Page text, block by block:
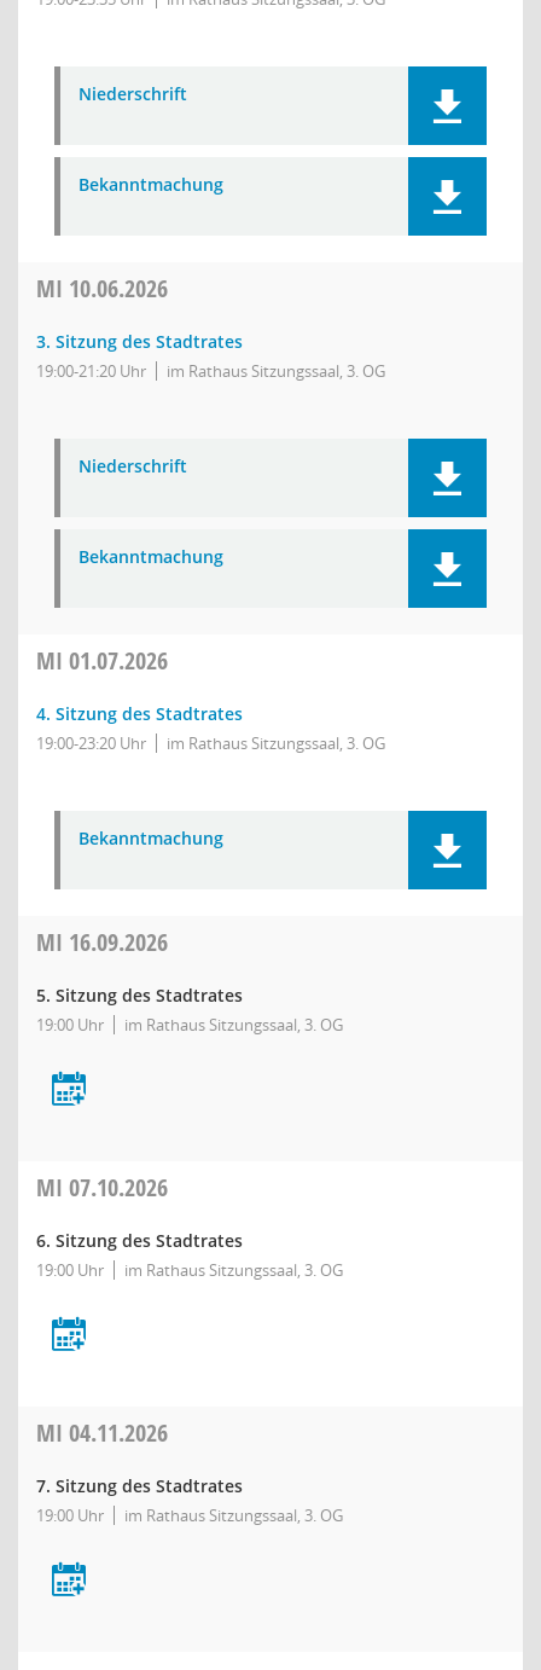
Niederschrift
Bekanntmachung
MI 10.06.2026
3. Sitzung des Stadtrates
19:00-21:20 Uhr im Rathaus Sitzungssaal, 3. OG
Niederschrift
Bekanntmachung
MI 01.07.2026
4. Sitzung des Stadtrates
19:00-23:20 Uhr im Rathaus Sitzungssaal, 3. OG
Bekanntmachung
MI 16.09.2026
5. Sitzung des Stadtrates
19:00 Uhr im Rathaus Sitzungssaal, 3. OG
MI 07.10.2026
6. Sitzung des Stadtrates
19:00 Uhr im Rathaus Sitzungssaal, 3. OG
MI 04.11.2026
7. Sitzung des Stadtrates
19:00 Uhr im Rathaus Sitzungssaal, 3. OG